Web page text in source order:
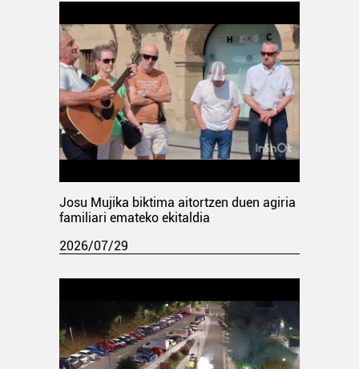
Josu Mujika biktima aitortzen duen agiria
familiari emateko ekitaldia
2026/07/29